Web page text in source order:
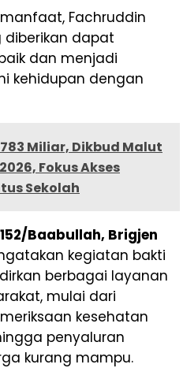
Fachruddin
dapat
dan menjadi
kehidupan dengan
Miliar, Dikbud Malut
Fokus Akses
Sekolah
Baabullah, Brigjen
kegiatan bakti
berbagai layanan
mulai dari
kesehatan
penyaluran
kurang mampu.